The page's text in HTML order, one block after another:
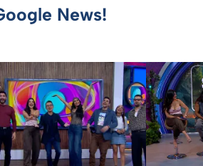
News!